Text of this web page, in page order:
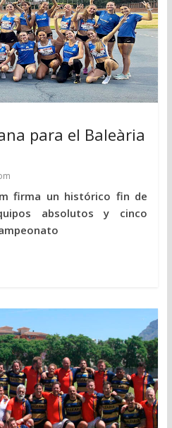
para el Baleària
firma un histórico fin de
absolutos y cinco